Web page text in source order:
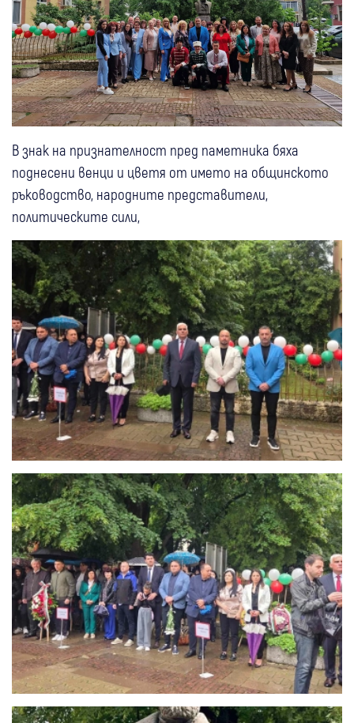
В знак на признателност пред паметника бяха
поднесени венци и цветя от името на общинското
ръководство, народните представители,
политическите сили,